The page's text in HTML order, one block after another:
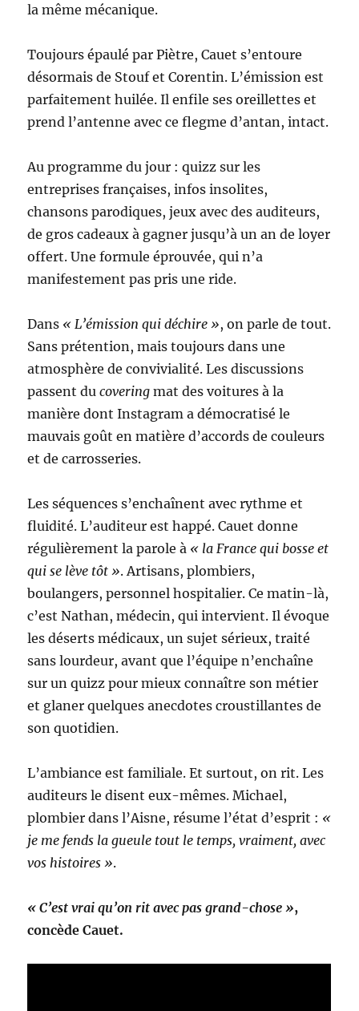
la même mécanique.
Toujours épaulé par Piètre, Cauet s’entoure
désormais de Stouf et Corentin. L’émission est
parfaitement huilée. Il enfile ses oreillettes et
prend l’antenne avec ce flegme d’antan, intact.
Au programme du jour : quizz sur les
entreprises françaises, infos insolites,
chansons parodiques, jeux avec des auditeurs,
de gros cadeaux à gagner jusqu’à un an de loyer
offert. Une formule éprouvée, qui n’a
manifestement pas pris une ride.
Dans « L’émission qui déchire », on parle de tout.
Sans prétention, mais toujours dans une
atmosphère de convivialité. Les discussions
passent ducovering mat des voitures à la
manière dont Instagram a démocratisé le
mauvais goût en matière d’accords de couleurs
et de carrosseries.
Les séquences s’enchaînent avec rythme et
fluidité. L’auditeur est happé. Cauet donne
régulièrement la parole à « la France qui bosse et
qui se lève tôt ». Artisans, plombiers,
boulangers, personnel hospitalier. Ce matin-là,
c’est Nathan, médecin, qui intervient. Il évoque
les déserts médicaux, un sujet sérieux, traité
sans lourdeur, avant que l’équipe n’enchaîne
sur un quizz pour mieux connaître son métier
et glaner quelques anecdotes croustillantes de
son quotidien.
L’ambiance est familiale. Et surtout, on rit. Les
auditeurs le disent eux-mêmes. Michael,
plombier dans l’Aisne, résume l’état d’esprit : «
je me fends la gueule tout le temps, vraiment, avec
vos histoires ».
« C’est vrai qu’on rit avec pas grand-chose »,
concède Cauet.